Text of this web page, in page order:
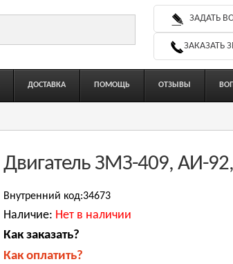
ЗАДАТЬ
ЗАКАЗАТЬ
ДОСТАВКА ПОМОЩЬ ОТЗЫВЫ
Двигатель ЗМЗ-409, АИ-
Внутренний код:34673
Наличие: Нет в наличии
Как заказать?
Как оплатить?